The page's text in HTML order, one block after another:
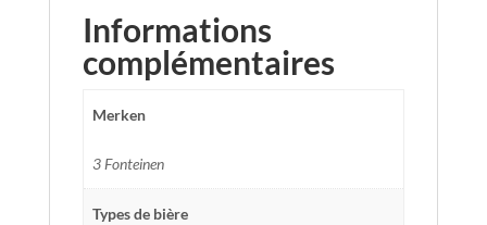
Informations
complémentaires
Merken
3 Fonteinen
Types de bière